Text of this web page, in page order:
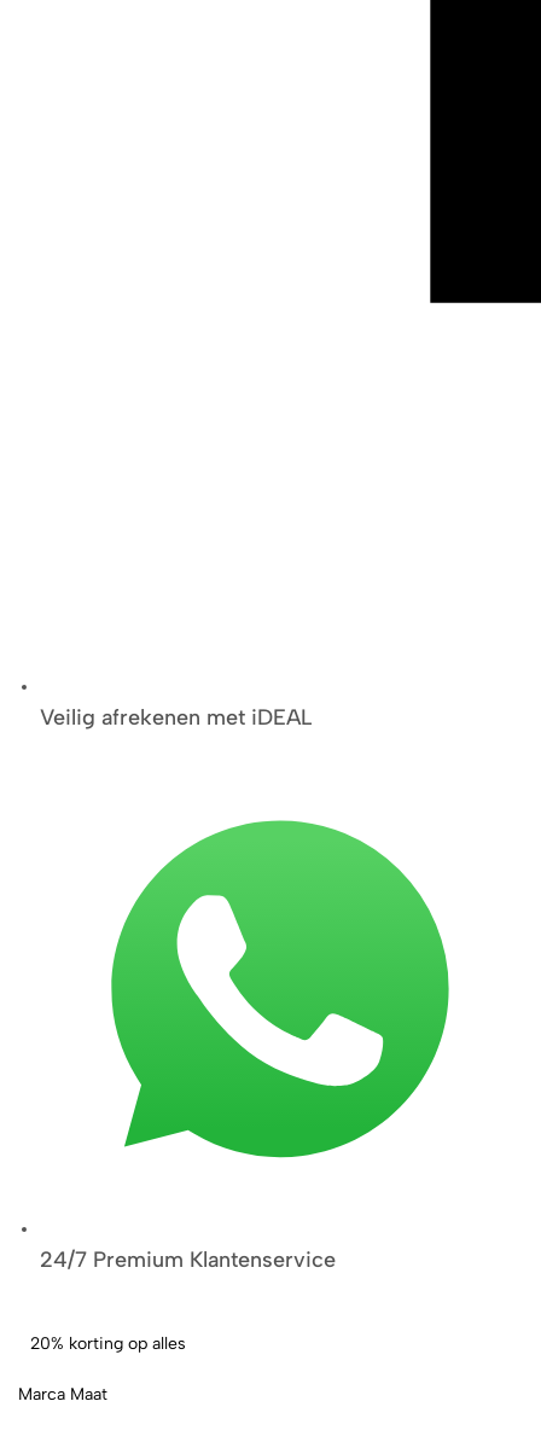
Veilig afrekenen met iDEAL
24/7 Premium Klantenservice
20% korting op alles
Marca Maat